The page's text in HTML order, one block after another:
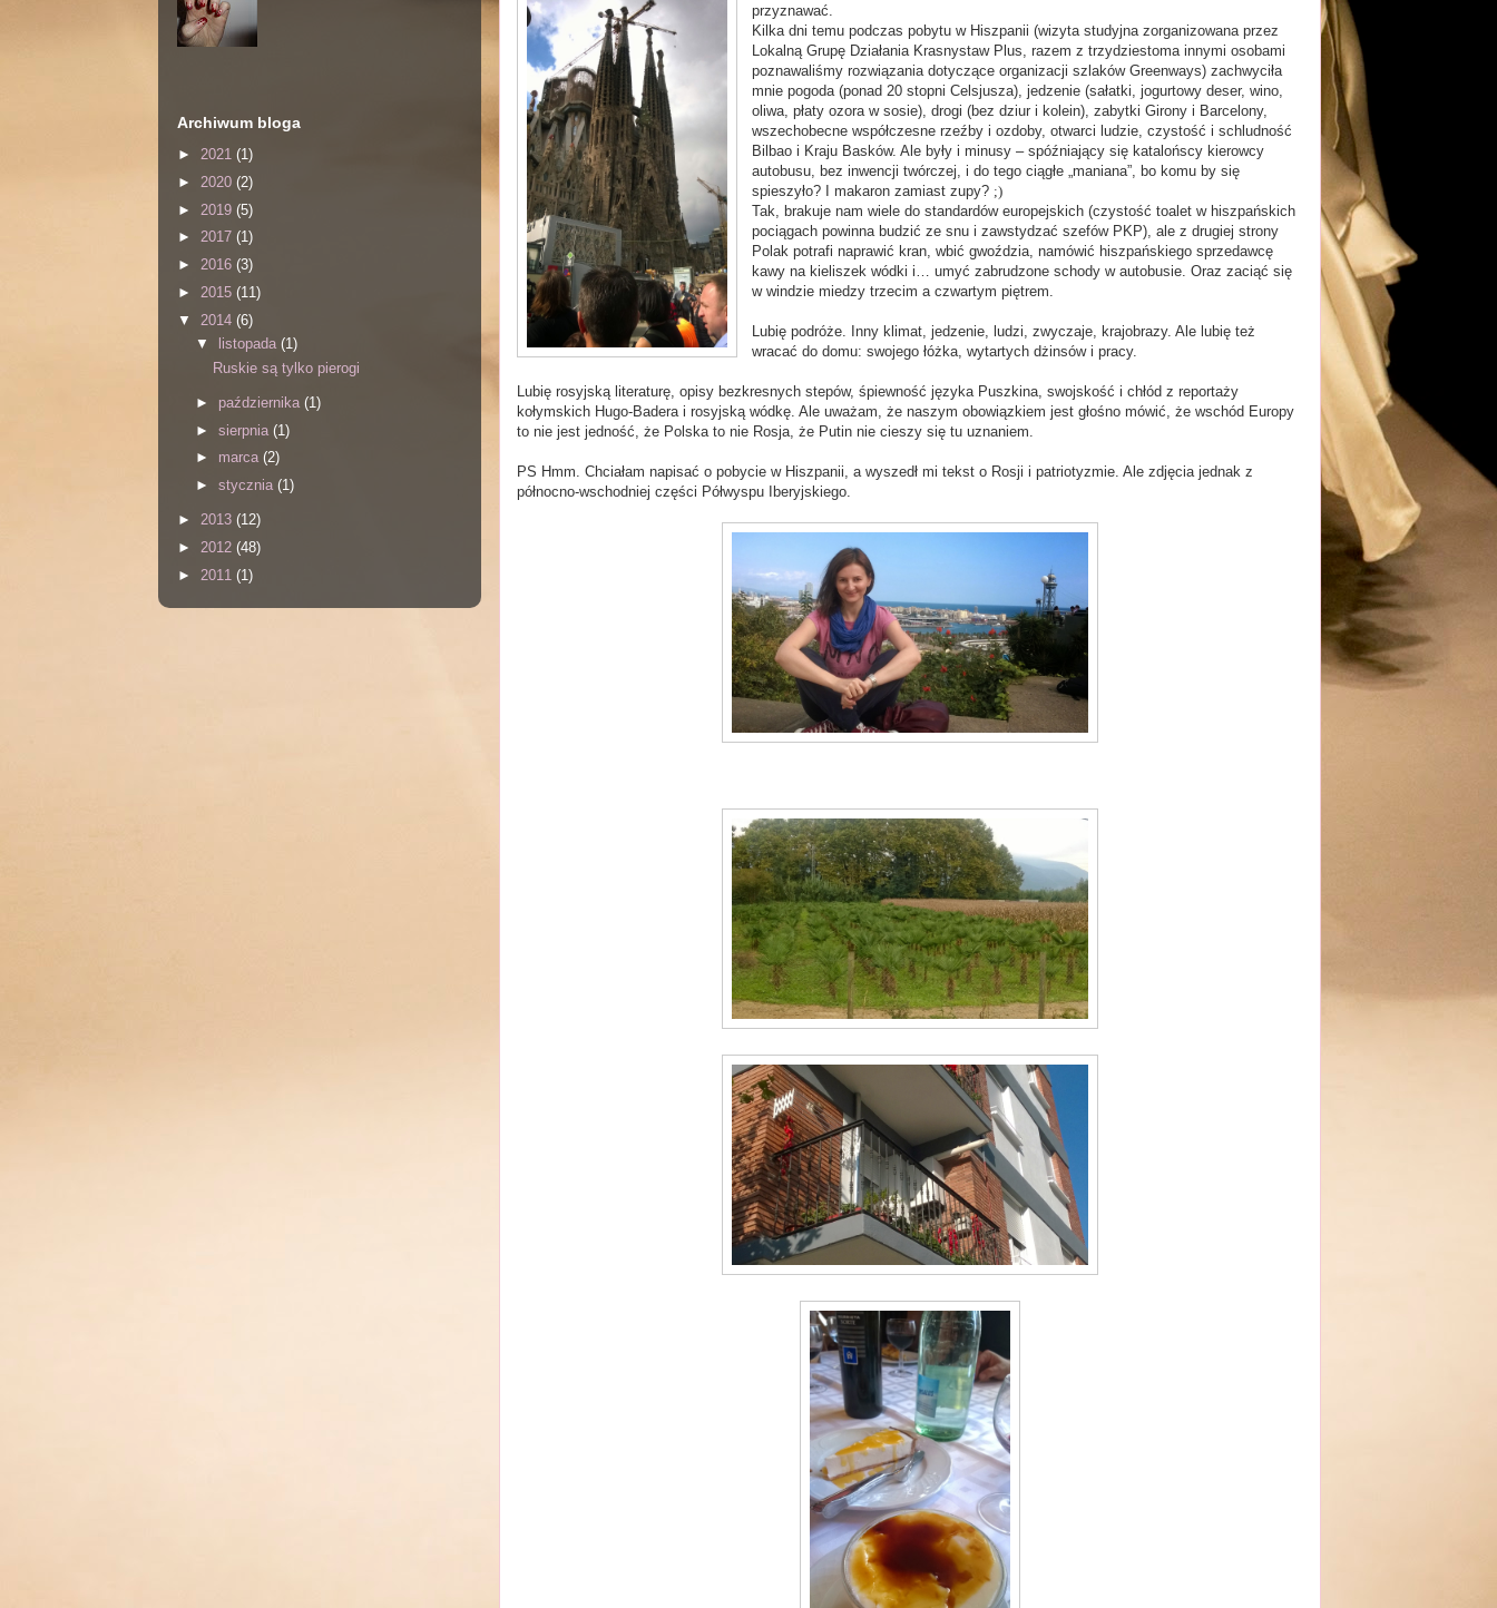
przyznawać.
Kilka dni temu podczas pobytu w Hiszpanii (wizyta studyjna zorganizowana przez
Lokalną Grupę Działania Krasnystaw Plus, razem z trzydziestoma innymi osobami
poznawaliśmy rozwiązania dotyczące organizacji szlaków Greenways) zachwyciła
mnie pogoda (ponad 20 stopni Celsjusza), jedzenie (sałatki, jogurtowy deser, wino,
oliwa, płaty ozora w sosie), drogi (bez dziur i kolein), zabytki Girony i Barcelony,
wszechobecne współczesne rzeźby i ozdoby, otwarci ludzie, czystość i schludność
Bilbao i Kraju Basków. Ale były i minusy – spóźniający się katalońscy kierowcy
autobusu, bez inwencji twórczej, i do tego ciągłe „maniana”, bo komu by się
spieszyło? I makaron zamiast zupy? ;)
Tak, brakuje nam wiele do standardów europejskich (czystość toalet w hiszpańskich
pociągach powinna budzić ze snu i zawstydzać szefów PKP), ale z drugiej strony
Polak potrafi naprawić kran, wbić gwoździa, namówić hiszpańskiego sprzedawcę
kawy na kieliszek wódki i… umyć zabrudzone schody w autobusie. Oraz zaciąć się
w windzie miedzy trzecim a czwartym piętrem.
Lubię podróże. Inny klimat, jedzenie, ludzi, zwyczaje, krajobrazy. Ale lubię też
wracać do domu: swojego łóżka, wytartych dżinsów i pracy.
Lubię rosyjską literaturę, opisy bezkresnych stepów, śpiewność języka Puszkina, swojskość i chłód z reportaży
kołymskich Hugo-Badera i rosyjską wódkę. Ale uważam, że naszym obowiązkiem jest głośno mówić, że wschód Europy
to nie jest jedność, że Polska to nie Rosja, że Putin nie cieszy się tu uznaniem.
PS Hmm. Chciałam napisać o pobycie w Hiszpanii, a wyszedł mi tekst o Rosji i patriotyzmie. Ale zdjęcia jednak z
północno-wschodniej części Półwyspu Iberyjskiego.
Archiwum bloga
► 2021 (1)
► 2020 (2)
► 2019 (5)
► 2017 (1)
► 2016 (3)
► 2015 (11)
▼ 2014 (6)
▼
listopada (1)
Ruskie są tylko pierogi
► października (1)
► sierpnia (1)
► marca (2)
► stycznia (1)
► 2013 (12)
► 2012 (48)
► 2011 (1)